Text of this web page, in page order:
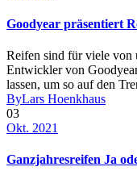
Goodyear präsentiert
Reifen sind für viele von
Entwickler von
lassen, um so auf den
ByLars Hoenkhaus
03
Okt. 2021
Ganzjahresreifen Ja